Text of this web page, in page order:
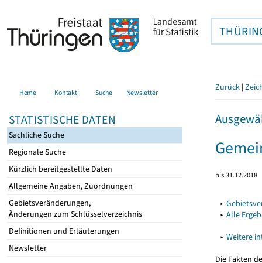
Home Kontakt Suche Newsletter
STATISTISCHE DATEN
Sachliche Suche
Regionale Suche
Kürzlich bereitgestellte Daten
Allgemeine Angaben, Zuordnungen
Gebietsveränderungen,
Änderungen zum Schlüsselverzeichnis
Definitionen und Erläuterungen
Newsletter
Zurück |
bis 31.12.2018
▸
▸ Alle
▸ Weitere
Die Fakten